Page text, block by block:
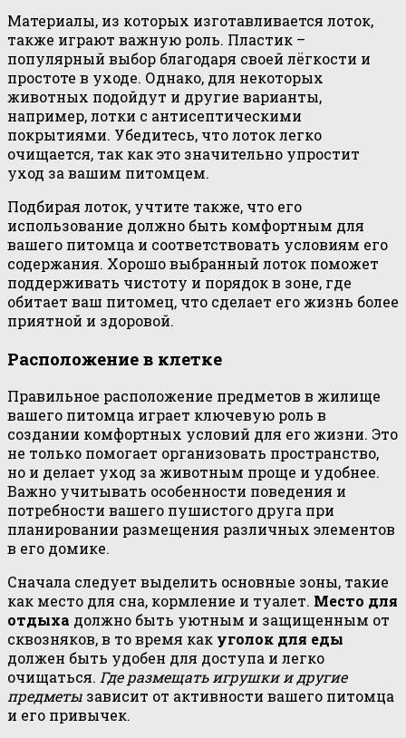
Материалы, из которых изготавливается лоток,
также играют важную роль. Пластик –
популярный выбор благодаря своей лёгкости и
простоте в уходе. Однако, для некоторых
животных подойдут и другие варианты,
например, лотки с антисептическими
покрытиями. Убедитесь, что лоток легко
очищается, так как это значительно упростит
уход за вашим питомцем.
Подбирая лоток, учтите также, что его
использование должно быть комфортным для
вашего питомца и соответствовать условиям его
содержания. Хорошо выбранный лоток поможет
поддерживать чистоту и порядок в зоне, где
обитает ваш питомец, что сделает его жизнь более
приятной и здоровой.
Расположение в клетке
Правильное расположение предметов в жилище
вашего питомца играет ключевую роль в
создании комфортных условий для его жизни. Это
не только помогает организовать пространство,
но и делает уход за животным проще и удобнее.
Важно учитывать особенности поведения и
потребности вашего пушистого друга при
планировании размещения различных элементов
в его домике.
Сначала следует выделить основные зоны, такие
как место для сна, кормление и туалет. Место для
отдыха должно быть уютным и защищенным от
сквозняков, в то время как уголок для еды
должен быть удобен для доступа и легко
очищаться. Где размещать игрушки и другие
предметы зависит от активности вашего питомца
и его привычек.